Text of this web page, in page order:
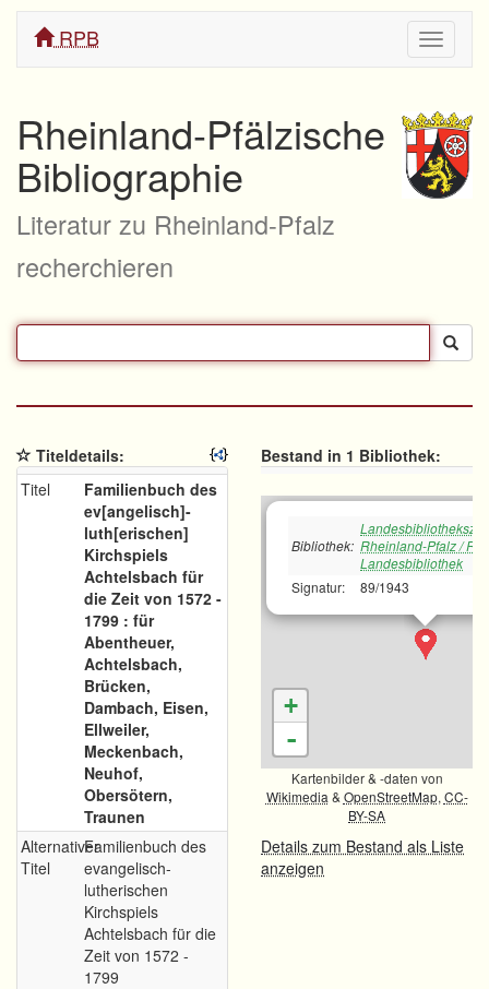
ein/
RPB
Rheinland-Pfälzische
Bibliographie
Literatur zu Rheinland-Pfalz
recherchieren
Titeldetails:
Titel
Familienbuch des
ev[angelisch]-
luth[erischen]
Kirchspiels
Achtelsbach für
die Zeit von 1572 -
1799 : für
Abentheuer,
Achtelsbach,
Brücken,
Dambach, Eisen,
Ellweiler,
Meckenbach,
Neuhof,
Obersötern,
Traunen
Alternativer
Titel
Familienbuch des
evangelisch-
lutherischen
Kirchspiels
Achtelsbach für die
Zeit von 1572 -
1799
Bestand in 1 Bibliothek:
Bibliothek: Rheinland-Pfalz /
Landesbibliothek
Signatur:
89/1943
+
-
Kartenbilder & -daten von
Wikimedia & OpenStreetMap, CC-
BY-SA
Details zum Bestand als Liste
anzeigen